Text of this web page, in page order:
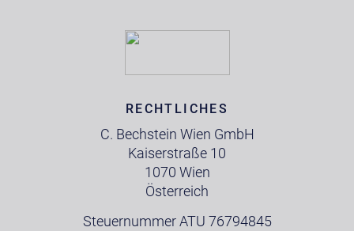
RECHTLICHES
C. Bechstein Wien GmbH
Kaiserstraße 10
1070 Wien
Österreich
Steuernummer ATU 76794845